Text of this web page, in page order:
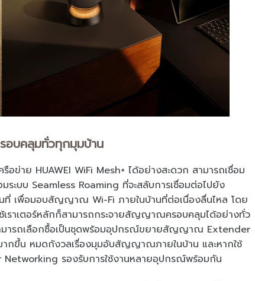
อบคลุมทั่วทุกมุมบ้าน
อข่าย HUAWEI WiFi Mesh+ ได้อย่างสะดวก สามารถเชื่อม
ระบบ Seamless Roaming ที่จะสลับการเชื่อมต่อไปยัง
เพื่อมอบสัญญาณ Wi-Fi ภายในบ้านที่ต่อเนื่องลื่นไหล โดย
ราเตอร์หลักก็สามารถกระจายสัญญาณครอบคลุมได้อย่างทั่ว
ารถเลือกซื้อเป็นชุดพร้อมอุปกรณ์ขยายสัญญาณ Extender
กขึ้น หมดกังวลเรื่องมุมอับสัญญาณภายในบ้าน และหากใช้
รองรับการใช้งานหลายอุปกรณ์พร้อมกัน